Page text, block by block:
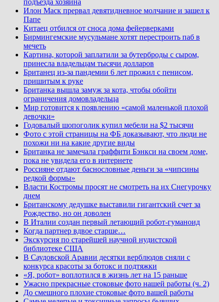
подъезда хозяина
Илон Маск прервал девятидневное молчание и зашел к
Папе
Китаец отбился от сноса дома фейерверками
Бирмингемские мусульмане хотят перестроить паб в
мечеть
Картина, которой заплатили за бутерброды с сыром,
принесла владельцам тысячи долларов
Британец из-за пандемии 6 лет прожил с пенисом,
пришитым к руке
Британка вышла замуж за кота, чтобы обойти
ограничения домовладельца
Мир готовится к появлению «самой маленькой плохой
девочки»
Годовалый шопоголик купил мебели на $2 тысячи
Фото с этой страницы на ФБ доказывают, что люди не
похожи ни на какие другие виды
Британка не замечала граффити Бэнкси на своем доме,
пока не увидела его в интернете
Россияне отдают баснословные деньги за «чипсины
редкой формы»
Власти Костромы просят не смотреть на их Снегурочку
днем
Британскому дедушке выставили гигантский счет за
Рождество, но он доволен
В Италии создан первый летающий робот-гуманоид
Когда партнер вдвое старше…
Экскурсия по старейшей научной нудистской
библиотеке США
В Саудовской Аравии десятки верблюдов сняли с
конкурса красоты за ботокс и подтяжки
«Я, робот» воплотился в жизнь лет на 15 раньше
Ужасно прекрасные стоковые фото нашей работы (ч. 2)
До смешного плохие стоковые фото вашей работы